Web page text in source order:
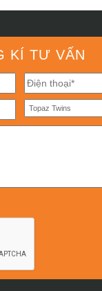
KÍ TƯ VẤN